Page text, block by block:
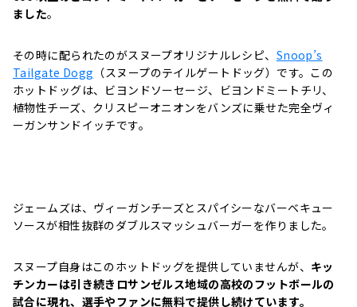
ました。
その時に配られたのがスヌープオリジナルレシピ、 Snoop’s
Tailgate Dogg （スヌープのテイルゲートドッグ）です。この
ホットドッグは、ビヨンドソーセージ、ビヨンドミートチリ、
植物性チーズ、クリスピーオニオンをバンズに乗せた完全ヴィ
ーガンサンドイッチです。
ジェームズは、ヴィーガンチーズとスパイシーなバーベキュー
ソースが相性抜群のダブルスマッシュバーガーを作りました。
スヌープ自身はこのホットドッグを提供していませんが、 キッ
チンカーは引き続きロサンゼルス地域の高校のフットボールの
試合に現れ、選手やファンに無料で提供し続けています。